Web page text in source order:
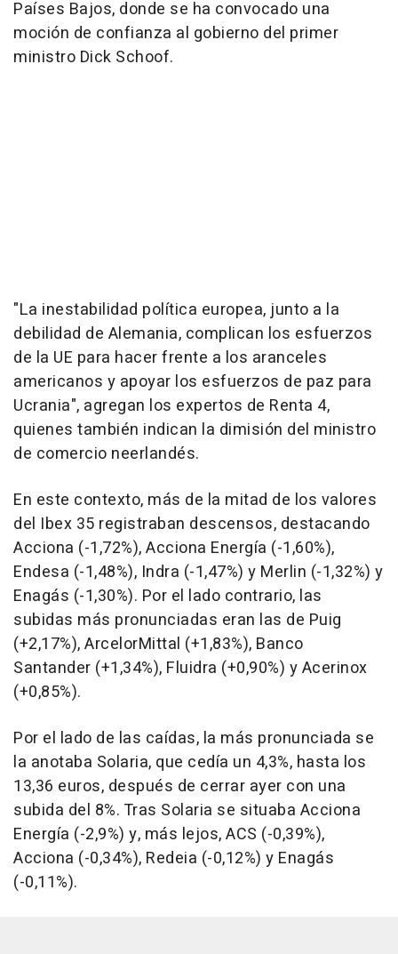
Países Bajos, donde se ha convocado una
moción de confianza al gobierno del primer
ministro Dick Schoof.
"La inestabilidad política europea, junto a la
debilidad de Alemania, complican los esfuerzos
de la UE para hacer frente a los aranceles
americanos y apoyar los esfuerzos de paz para
Ucrania", agregan los expertos de Renta 4,
quienes también indican la dimisión del ministro
de comercio neerlandés.
En este contexto, más de la mitad de los valores
del Ibex 35 registraban descensos, destacando
Acciona (-1,72%), Acciona Energía (-1,60%),
Endesa (-1,48%), Indra (-1,47%) y Merlin (-1,32%) y
Enagás (-1,30%). Por el lado contrario, las
subidas más pronunciadas eran las de Puig
(+2,17%), ArcelorMittal (+1,83%), Banco
Santander (+1,34%), Fluidra (+0,90%) y Acerinox
(+0,85%).
Por el lado de las caídas, la más pronunciada se
la anotaba Solaria, que cedía un 4,3%, hasta los
13,36 euros, después de cerrar ayer con una
subida del 8%. Tras Solaria se situaba Acciona
Energía (-2,9%) y, más lejos, ACS (-0,39%),
Acciona (-0,34%), Redeia (-0,12%) y Enagás
(-0,11%).